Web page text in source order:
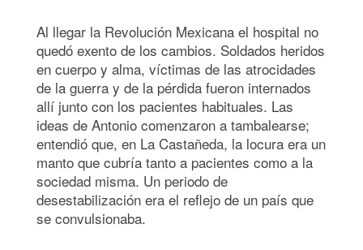
Al llegar la Revolución Mexicana el hospital no
quedó exento de los cambios. Soldados heridos
en cuerpo y alma, víctimas de las atrocidades
de la guerra y de la pérdida fueron internados
allí junto con los pacientes habituales. Las
ideas de Antonio comenzaron a tambalearse;
entendió que, en La Castañeda, la locura era un
manto que cubría tanto a pacientes como a la
sociedad misma. Un periodo de
desestabilización era el reflejo de un país que
se convulsionaba.